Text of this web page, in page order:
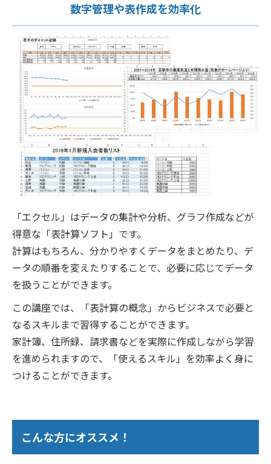
数字管理や表作成を効率化
「エクセル」はデータの集計や分析、グラフ作成などが
得意な「表計算ソフト」です。
計算はもちろん、分かりやすくデータをまとめたり、デ
ータの順番を変えたりすることで、必要に応じてデータ
を扱うことができます。
この講座では、「表計算の概念」からビジネスで必要と
なるスキルまで習得することができます。
家計簿、住所録、請求書などを実際に作成しながら学習
を進められますので、「使えるスキル」を効率よく身に
つけることができます。
こんな方にオススメ！